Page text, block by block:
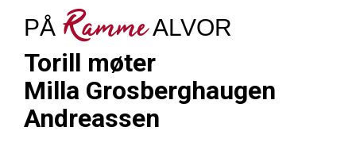
PÅ RammeALVOR
Torill møter
Milla Grosberghaugen
Andreassen